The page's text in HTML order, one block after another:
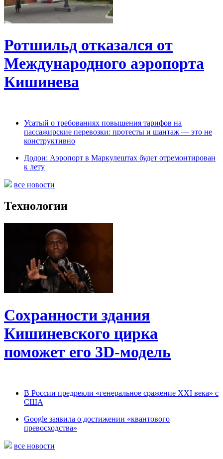
Ротшильд отказался от
Международного аэропорта
Кишинева
Усатый о требованиях повышения тарифов на
пассажирские перевозки: протесты и шантаж — это не
конструктивно
Додон: Аэропорт в Маркулештах будет отремонтирован
к лету
все новости
Технологии
Сохранности здания
Кишиневского цирка
поможет его 3D-модель
В России предрекли «генеральное сражение XXI века» с
США
Google заявила о достижении «квантового
превосходства»
все новости